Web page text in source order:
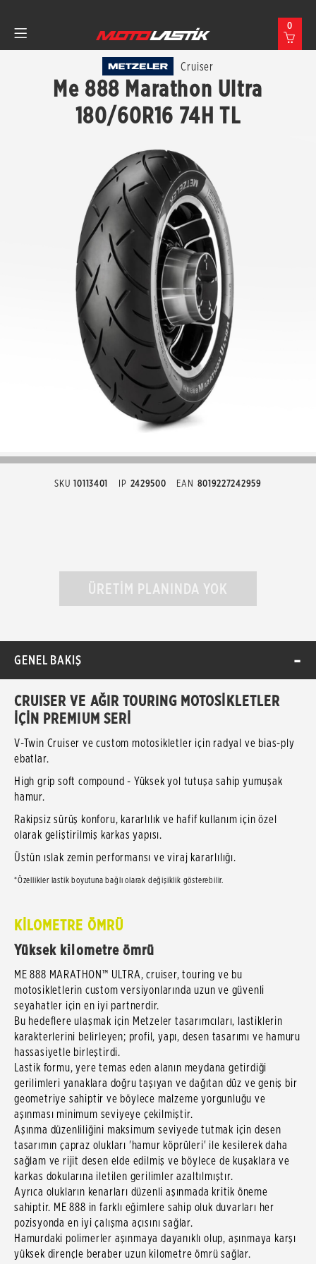
0
Cruiser
Me 888 Marathon Ultra
180/60R16 74H TL
SKU 10113401 IP 2429500 EAN 8019227242959
ÜRETİM PLANINDA YOK
GENEL BAKIŞ
CRUISER VE AĞIR TOURING MOTOSİKLETLER
İÇİN PREMIUM SERİ
V-Twin Cruiser ve custom motosikletler için radyal ve bias-ply
ebatlar.
High grip soft compound - Yüksek yol tutuşa sahip yumuşak
hamur.
Rakipsiz sürüş konforu, kararlılık ve hafif kullanım için özel
olarak geliştirilmiş karkas yapısı.
Üstün ıslak zemin performansı ve viraj kararlılığı.
*Özellikler lastik boyutuna bağlı olarak değişiklik gösterebilir.
KİLOMETRE ÖMRÜ
Yüksek kilometre ömrü
ME 888 MARATHON™ ULTRA, cruiser, touring ve bu
motosikletlerin custom versiyonlarında uzun ve güvenli
seyahatler için en iyi partnerdir.
Bu hedeflere ulaşmak için Metzeler tasarımcıları, lastiklerin
karakterlerini belirleyen; profil, yapı, desen tasarımı ve hamuru
hassasiyetle birleştirdi.
Lastik formu, yere temas eden alanın meydana getirdiği
gerilimleri yanaklara doğru taşıyan ve dağıtan düz ve geniş bir
geometriye sahiptir ve böylece malzeme yorgunluğu ve
aşınması minimum seviyeye çekilmiştir.
Aşınma düzenliliğini maksimum seviyede tutmak için desen
tasarımın çapraz olukları 'hamur köprüleri' ile kesilerek daha
sağlam ve rijit desen elde edilmiş ve böylece de kuşaklara ve
karkas dokularına iletilen gerilimler azaltılmıştır.
Ayrıca olukların kenarları düzenli aşınmada kritik öneme
sahiptir. ME 888 in farklı eğimlere sahip oluk duvarları her
pozisyonda en iyi çalışma açısını sağlar.
Hamurdaki polimerler aşınmaya dayanıklı olup, aşınmaya karşı
yüksek dirençle beraber uzun kilometre ömrü sağlar.